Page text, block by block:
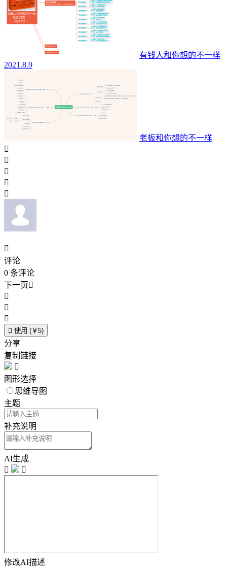
有钱人和你想的不一样
2021.8.9
老板和你想的不一样






评论
0 条评论
下一页



 使用 (￥5)
分享
复制链接

图形选择
思维导图
主题
补充说明
AI生成


修改AI描述